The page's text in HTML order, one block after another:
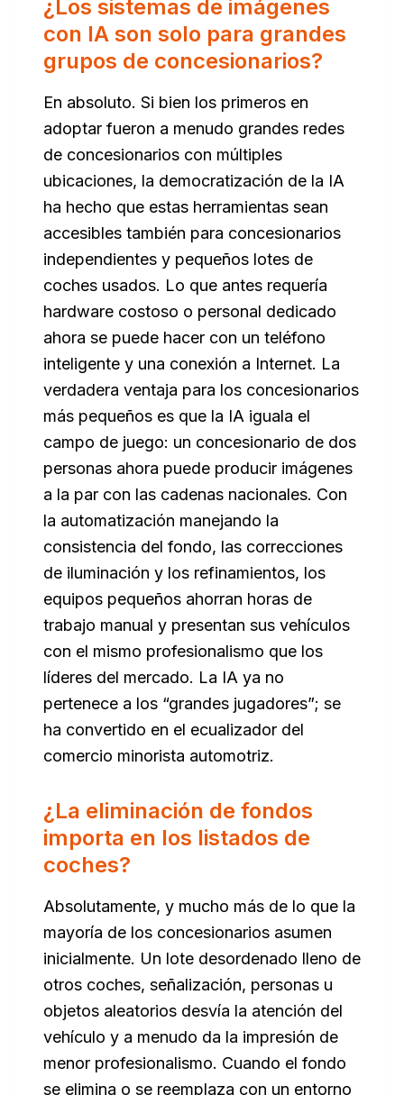
¿Los sistemas de imágenes
con IA son solo para grandes
grupos de concesionarios?
En absoluto. Si bien los primeros en
adoptar fueron a menudo grandes redes
de concesionarios con múltiples
ubicaciones, la democratización de la IA
ha hecho que estas herramientas sean
accesibles también para concesionarios
independientes y pequeños lotes de
coches usados. Lo que antes requería
hardware costoso o personal dedicado
ahora se puede hacer con un teléfono
inteligente y una conexión a Internet. La
verdadera ventaja para los concesionarios
más pequeños es que la IA iguala el
campo de juego: un concesionario de dos
personas ahora puede producir imágenes
a la par con las cadenas nacionales. Con
la automatización manejando la
consistencia del fondo, las correcciones
de iluminación y los refinamientos, los
equipos pequeños ahorran horas de
trabajo manual y presentan sus vehículos
con el mismo profesionalismo que los
líderes del mercado. La IA ya no
pertenece a los “grandes jugadores”; se
ha convertido en el ecualizador del
comercio minorista automotriz.
¿La eliminación de fondos
importa en los listados de
coches?
Absolutamente, y mucho más de lo que la
mayoría de los concesionarios asumen
inicialmente. Un lote desordenado lleno de
otros coches, señalización, personas u
objetos aleatorios desvía la atención del
vehículo y a menudo da la impresión de
menor profesionalismo. Cuando el fondo
se elimina o se reemplaza con un entorno